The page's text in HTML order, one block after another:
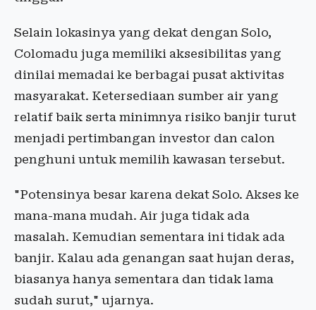
Selain lokasinya yang dekat dengan Solo,
Colomadu juga memiliki aksesibilitas yang
dinilai memadai ke berbagai pusat aktivitas
masyarakat. Ketersediaan sumber air yang
relatif baik serta minimnya risiko banjir turut
menjadi pertimbangan investor dan calon
penghuni untuk memilih kawasan tersebut.
"Potensinya besar karena dekat Solo. Akses ke
mana-mana mudah. Air juga tidak ada
masalah. Kemudian sementara ini tidak ada
banjir. Kalau ada genangan saat hujan deras,
biasanya hanya sementara dan tidak lama
sudah surut," ujarnya.